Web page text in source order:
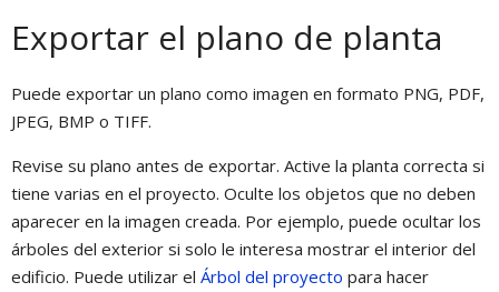
Exportar el plano de planta
Puede exportar un plano como imagen en formato PNG, PDF,
JPEG, BMP o TIFF.
Revise su plano antes de exportar. Active la planta correcta si
tiene varias en el proyecto. Oculte los objetos que no deben
aparecer en la imagen creada. Por ejemplo, puede ocultar los
árboles del exterior si solo le interesa mostrar el interior del
edificio. Puede utilizar el Árbol del proyecto para hacer